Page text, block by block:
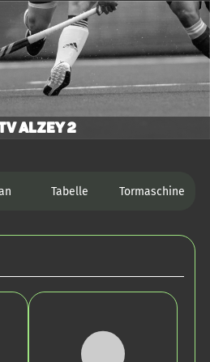
Alzey 2
Tabelle Tormaschine